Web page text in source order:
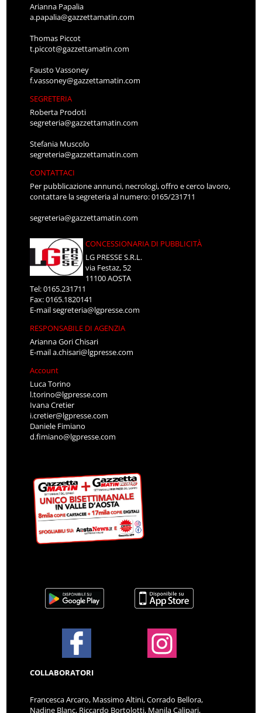
Arianna Papalia
a.papalia@gazzettamatin.com
Thomas Piccot
t.piccot@gazzettamatin.com
Fausto Vassoney
f.vassoney@gazzettamatin.com
SEGRETERIA
Roberta Prodoti
segreteria@gazzettamatin.com
Stefania Muscolo
segreteria@gazzettamatin.com
CONTATTACI
Per pubblicazione annunci, necrologi, offro e cerco lavoro,
contattare la segreteria al numero: 0165/231711
segreteria@gazzettamatin.com
CONCESSIONARIA DI PUBBLICITÀ
LG PRESSE S.R.L.
via Festaz, 52
11100 AOSTA
Tel: 0165.231711
Fax: 0165.1820141
E-mailsegreteria@lgpresse.com
RESPONSABILE DI AGENZIA
Arianna Gori Chisari
E-maila.chisari@lgpresse.com
Account
Luca Torino
l.torino@lgpresse.com
Ivana Cretier
i.cretier@lgpresse.com
Daniele Fimiano
d.fimiano@lgpresse.com
COLLABORATORI
Francesca Arcaro, Massimo Altini, Corrado Bellora,
Nadine Blanc, Riccardo Bortolotti, Manila Calipari,